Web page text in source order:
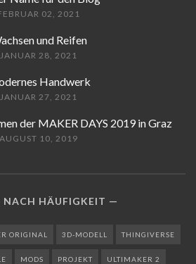
02, 2021
und Reifen
JANUAR 28, 2021
Handwerk
JANUAR 27, 2021
der MAKER DAYS 2019 in Graz
AUGUST 10, 2019
NACH HÄUFIGKEIT
ORIGINAL 3D-MODELL THINGIVERSE
MODS PROJEKT ULTIMAKER 2